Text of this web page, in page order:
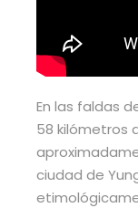
En las faldas
58 kilómetros
ciudad de